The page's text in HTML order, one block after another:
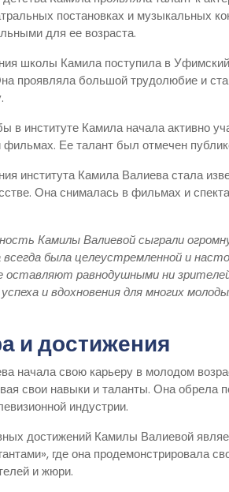
постановках и музыкальных
для ее возраста.
школы Камила поступила в Уфимский
проявляла большой трудолюбие и
в институте Камила начала активно
фильмах. Ее талант был отмечен
института Камила Валиева стала
Она снималась в фильмах и
Камилы Валиевой сыграли
была целеустремленной и
равнодушными ни
и вдохновения для многих
и достижения
начала свою карьеру в молодом
свои навыки и таланты. Она обрела
индустрии.
достижений Камилы Валиевой
где она продемонстрировала
и жюри.